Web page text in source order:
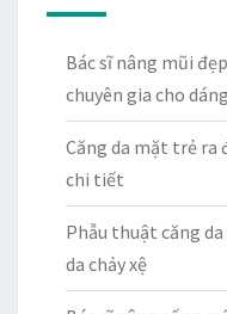
Bác sĩ nâng mũi
chuyên gia cho
Căng da mặt trẻ ra
chi tiết
Phẫu thuật căng
da chảy xệ